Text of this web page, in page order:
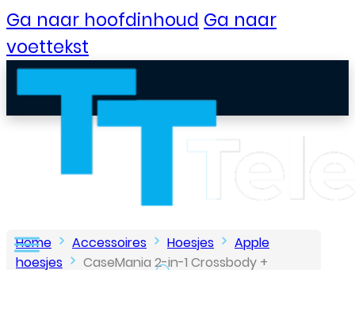
Ga naar hoofdinhoud Ga naar
voettekst
Home Accessoires Hoesjes
Apple
hoesjes
CaseMania 2-in-1 Crossbody +